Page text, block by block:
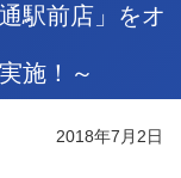
駅前店」をオ
施！～
2018年7月2日